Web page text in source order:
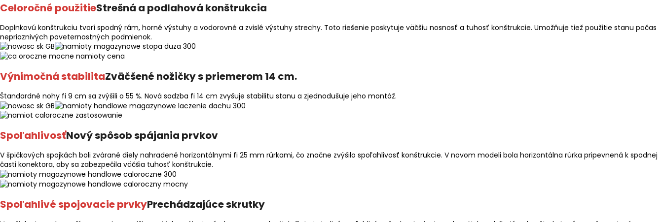
Celoročné použitieStrešná a podlahová konštrukcia
Doplnkovú konštrukciu tvorí spodný rám, horné výstuhy a vodorovné a zvislé výstuhy strechy. Toto riešenie poskytuje väčšiu nosnosť a tuhosť konštrukcie. Umožňuje tiež použitie stanu počas
nepriaznivých poveternostných podmienok.
Výnimočná stabilitaZväčšené nožičky s priemerom 14 cm.
Štandardné nohy fi 9 cm sa zvýšili o 55 %. Nová sadzba fi 14 cm zvyšuje stabilitu stanu a zjednodušuje jeho montáž.
SpoľahlivosťNový spôsob spájania prvkov
V špičkových spojkách boli zvárané diely nahradené horizontálnymi fi 25 mm rúrkami, čo značne zvýšilo spoľahlivosť konštrukcie. V novom modeli bola horizontálna rúrka pripevnená k spodnej
časti konektora, aby sa zabezpečila väčšia tuhosť konštrukcie.
Spoľahlivé spojovacie prvkyPrechádzajúce skrutky